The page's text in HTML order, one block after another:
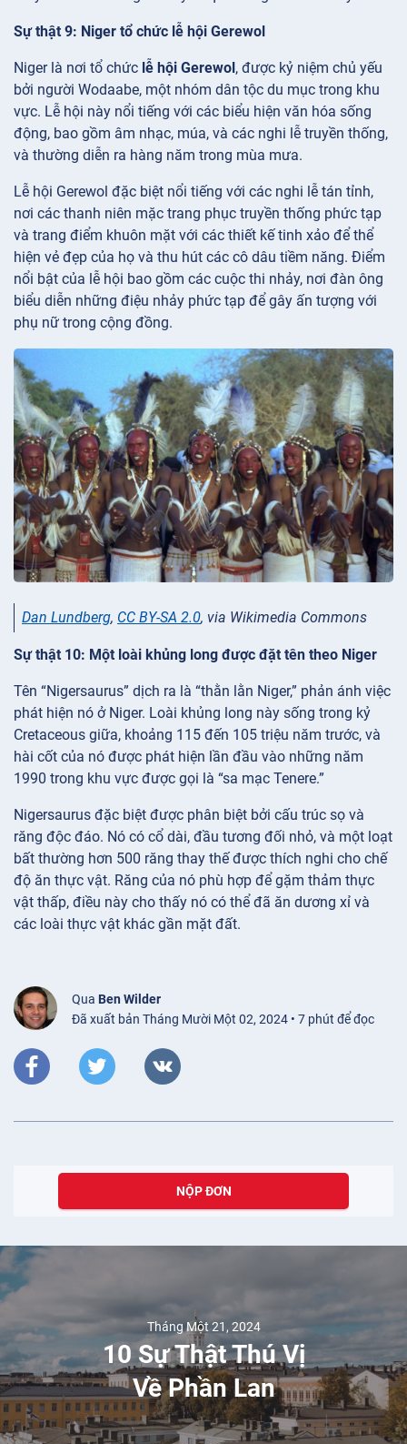
Sự thật 9: Niger tổ chức lễ hội Gerewol
Niger là nơi tổ chức lễ hội Gerewol , được kỷ niệm chủ yếu
bởi người Wodaabe, một nhóm dân tộc du mục trong khu
vực. Lễ hội này nổi tiếng với các biểu hiện văn hóa sống
động, bao gồm âm nhạc, múa, và các nghi lễ truyền thống,
và thường diễn ra hàng năm trong mùa mưa.
Lễ hội Gerewol đặc biệt nổi tiếng với các nghi lễ tán tỉnh,
nơi các thanh niên mặc trang phục truyền thống phức tạp
và trang điểm khuôn mặt với các thiết kế tinh xảo để thể
hiện vẻ đẹp của họ và thu hút các cô dâu tiềm năng. Điểm
nổi bật của lễ hội bao gồm các cuộc thi nhảy, nơi đàn ông
biểu diễn những điệu nhảy phức tạp để gây ấn tượng với
phụ nữ trong cộng đồng.
Dan Lundberg, CC BY-SA 2.0, via Wikimedia Commons
Sự thật 10: Một loài khủng long được đặt tên theo Niger
Tên “Nigersaurus” dịch ra là “thằn lằn Niger,” phản ánh việc
phát hiện nó ở Niger. Loài khủng long này sống trong kỷ
Cretaceous giữa, khoảng 115 đến 105 triệu năm trước, và
hài cốt của nó được phát hiện lần đầu vào những năm
1990 trong khu vực được gọi là “sa mạc Tenere.”
Nigersaurus đặc biệt được phân biệt bởi cấu trúc sọ và
răng độc đáo. Nó có cổ dài, đầu tương đối nhỏ, và một loạt
bất thường hơn 500 răng thay thế được thích nghi cho chế
độ ăn thực vật. Răng của nó phù hợp để gặm thảm thực
vật thấp, điều này cho thấy nó có thể đã ăn dương xỉ và
các loài thực vật khác gần mặt đất.
Qua Ben Wilder
Đã xuất bản Tháng Mười Một 02, 2024 • 7 phút để đọc
NỘP ĐƠN
Tháng Một 21, 2024
10 Sự Thật Thú Vị
Về Phần Lan